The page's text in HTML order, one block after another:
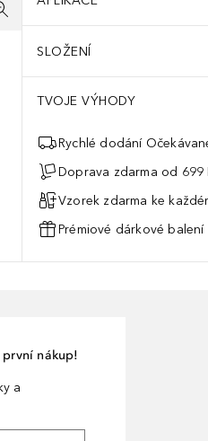
SLOŽENÍ
TVOJE VÝHODY
Rychlé dodání
Doprava zdarma od 699
Vzorek zdarma ke
Prémiové dárkové
první nákup!
a